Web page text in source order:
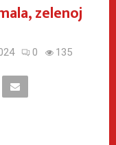
zelenoj
0 135